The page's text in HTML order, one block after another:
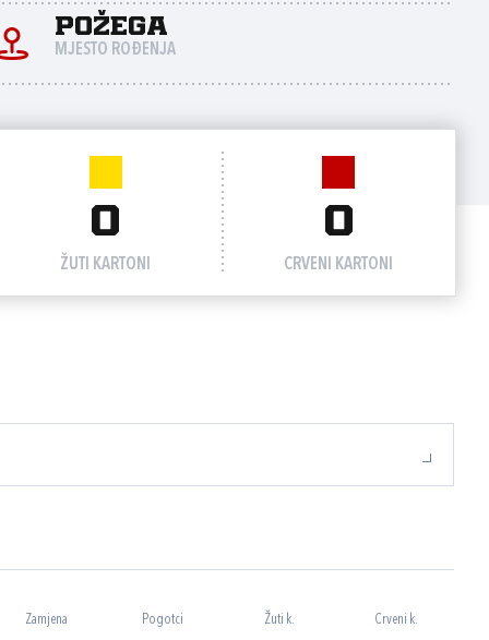
Požega
MJESTO ROĐENJA
0
ŽUTI KARTONI
0
CRVENI KARTONI
Zamjena Pogotci Žuti k. Crveni k.